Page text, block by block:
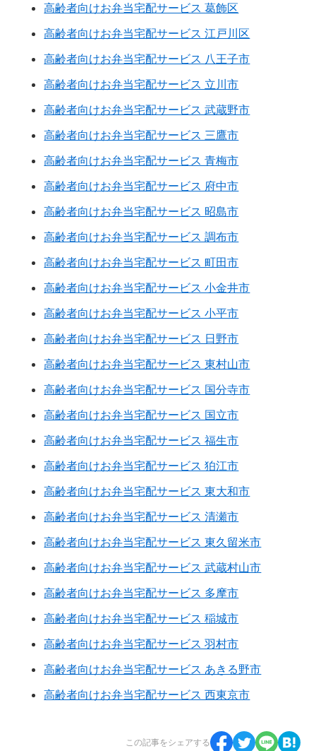
高齢者向けお弁当宅配サービス 葛飾区
高齢者向けお弁当宅配サービス 江戸川区
高齢者向けお弁当宅配サービス 八王子市
高齢者向けお弁当宅配サービス 立川市
高齢者向けお弁当宅配サービス 武蔵野市
高齢者向けお弁当宅配サービス 三鷹市
高齢者向けお弁当宅配サービス 青梅市
高齢者向けお弁当宅配サービス 府中市
高齢者向けお弁当宅配サービス 昭島市
高齢者向けお弁当宅配サービス 調布市
高齢者向けお弁当宅配サービス 町田市
高齢者向けお弁当宅配サービス 小金井市
高齢者向けお弁当宅配サービス 小平市
高齢者向けお弁当宅配サービス 日野市
高齢者向けお弁当宅配サービス 東村山市
高齢者向けお弁当宅配サービス 国分寺市
高齢者向けお弁当宅配サービス 国立市
高齢者向けお弁当宅配サービス 福生市
高齢者向けお弁当宅配サービス 狛江市
高齢者向けお弁当宅配サービス 東大和市
高齢者向けお弁当宅配サービス 清瀬市
高齢者向けお弁当宅配サービス 東久留米市
高齢者向けお弁当宅配サービス 武蔵村山市
高齢者向けお弁当宅配サービス 多摩市
高齢者向けお弁当宅配サービス 稲城市
高齢者向けお弁当宅配サービス 羽村市
高齢者向けお弁当宅配サービス あきる野市
高齢者向けお弁当宅配サービス 西東京市
この記事をシェアする